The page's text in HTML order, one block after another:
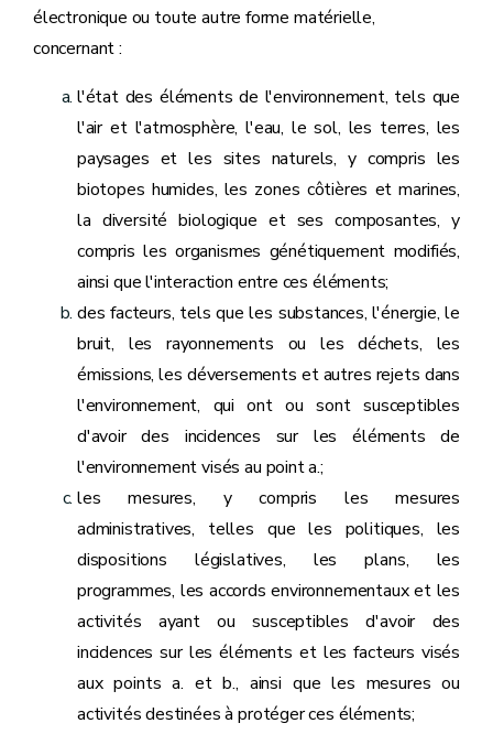
électronique ou toute autre forme matérielle,
concernant :
l'état des éléments de l'environnement, tels que
l'air et l'atmosphère, l'eau, le sol, les terres, les
paysages et les sites naturels, y compris les
biotopes humides, les zones côtières et marines,
la diversité biologique et ses composantes, y
compris les organismes génétiquement modifiés,
ainsi que l'interaction entre ces éléments;
des facteurs, tels que les substances, l'énergie, le
bruit, les rayonnements ou les déchets, les
émissions, les déversements et autres rejets dans
l'environnement, qui ont ou sont susceptibles
d'avoir des incidences sur les éléments de
l'environnement visés au point a.;
les mesures, y compris les mesures
administratives, telles que les politiques, les
dispositions législatives, les plans, les
programmes, les accords environnementaux et les
activités ayant ou susceptibles d'avoir des
incidences sur les éléments et les facteurs visés
aux points a. et b., ainsi que les mesures ou
activités destinées à protéger ces éléments;